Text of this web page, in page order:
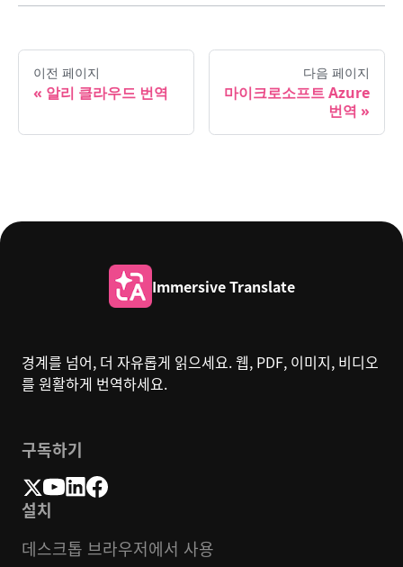
이전 페이지
알리 클라우드 번역
다음 페이지
마이크로소프트 Azure
번역
Immersive Translate
경계를 넘어, 더 자유롭게 읽으세요. 웹, PDF, 이미지, 비디오
를 원활하게 번역하세요.
구독하기
설치
데스크톱 브라우저에서 사용